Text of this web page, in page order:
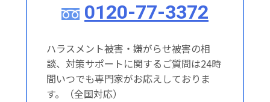
0120-77-3372
ハラスメント被害・嫌がらせ被害の相
談、対策サポートに関するご質問は24時
間いつでも専門家がお応えしておりま
す。（全国対応）